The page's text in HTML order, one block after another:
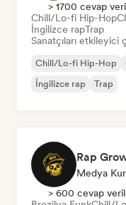
> 1700 cevap
Chill/Lo-fi Hip-Hop
İngilizce rapTrap
Sanatçıları etkileyici
Chill/Lo-fi Hip-Hop
İngilizce rap
Trap
Rap
Medya
> 600 cevap